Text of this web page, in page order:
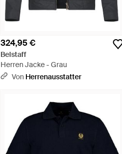
324,95 €
Belstaff
Herren Jacke - Grau
Von Herrenausstatter